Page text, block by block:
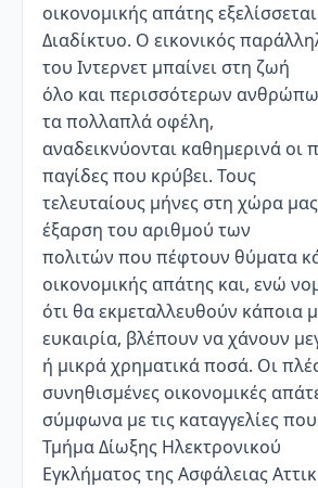
οικονομικής απάτης
Διαδίκτυο. Ο εικονικός
του Ιντερνετ μπαίνει στη ζωή
όλο και περισσότερων
τα πολλαπλά οφέλη,
αναδεικνύονται καθημερινά οι
παγίδες που κρύβει. Τους
τελευταίους μήνες στη χώρα
έξαρση του αριθμού των
πολιτών που πέφτουν θύματα
οικονομικής απάτης και, ενώ
ότι θα εκμεταλλευθούν κάποια
ευκαιρία, βλέπουν να χάνουν
ή μικρά χρηματικά ποσά. Οι
συνηθισμένες οικονομικές
σύμφωνα με τις καταγγελίες
Τμήμα Δίωξης Ηλεκτρονικού
Εγκλήματος της Ασφάλειας